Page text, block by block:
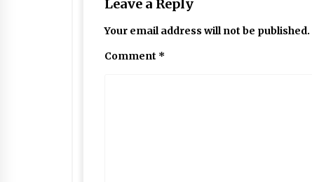
Leave a Reply
Your email address will not be published.
Comment *